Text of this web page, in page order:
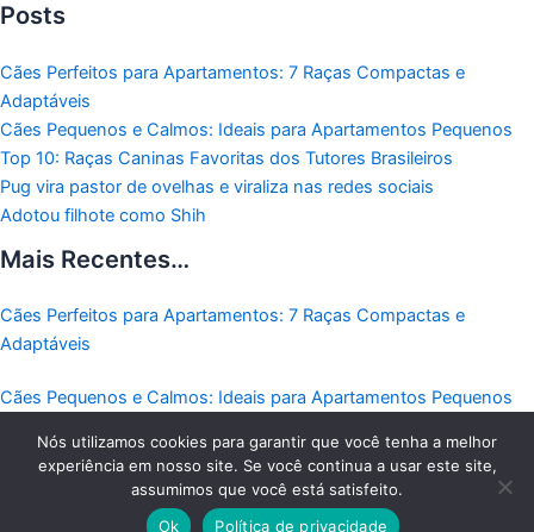
Posts
Cães Perfeitos para Apartamentos: 7 Raças Compactas e
Adaptáveis
Cães Pequenos e Calmos: Ideais para Apartamentos Pequenos
Top 10: Raças Caninas Favoritas dos Tutores Brasileiros
Pug vira pastor de ovelhas e viraliza nas redes sociais
Adotou filhote como Shih
Mais Recentes…
Cães Perfeitos para Apartamentos: 7 Raças Compactas e
Adaptáveis
Cães Pequenos e Calmos: Ideais para Apartamentos Pequenos
Top 10: Raças Caninas Favoritas dos Tutores Brasileiros
Copyright © 2026 - Todos os direitos reservados a Receitas Pet
Nós utilizamos cookies para garantir que você tenha a melhor
experiência em nosso site. Se você continua a usar este site,
assumimos que você está satisfeito.
Ok
Política de privacidade